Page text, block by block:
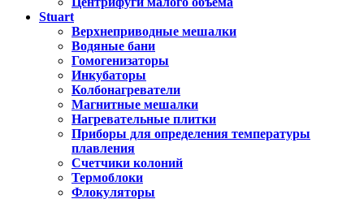
Stuart
Верхнеприводные мешалки
Водяные бани
Гомогенизаторы
Инкубаторы
Колбонагреватели
Магнитные мешалки
Нагревательные плитки
Приборы для определения температуры
плавления
Счетчики колоний
Термоблоки
Флокуляторы